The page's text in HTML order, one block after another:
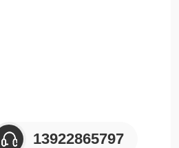
13922865797